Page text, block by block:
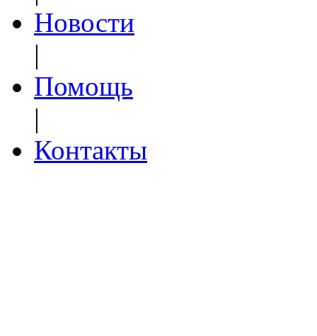
Новости
|
Помощь
|
Контакты